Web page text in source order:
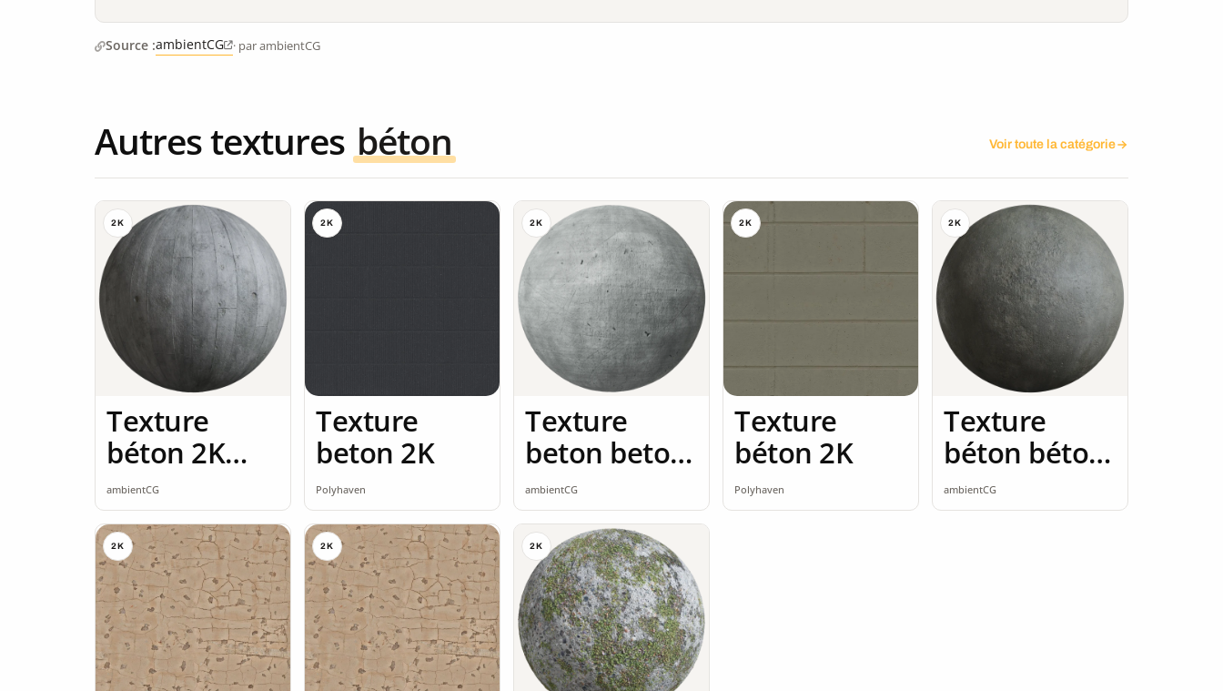
Source :ambientCG · par ambientCG
Autres textures béton Voir toute la catégorie
2K
Texture
béton 2K
seamless
ambientCG
2K
Texture
beton 2K
Polyhaven
2K
Texture
beton beton
poli 2K
seamless
ambientCG
2K
Texture
béton 2K
Polyhaven
2K
Texture
béton béton
poli 2K
seamless
ambientCG
2K 2K 2K